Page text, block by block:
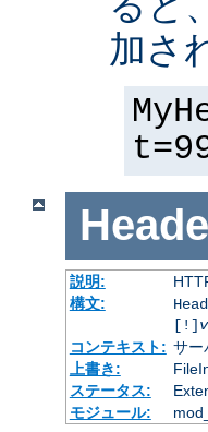
加さ
説明:
構文:
[!]
コンテキスト: サー
上書き:
ステータス:
モジュール: